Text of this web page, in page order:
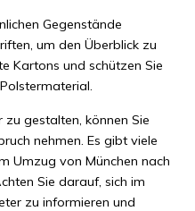
Gegenstände
um den Überblick zu
Kartons und schützen Sie
gestalten, können Sie
nehmen. Es gibt viele
Umzug von München nach
Sie darauf, sich im
zu informieren und